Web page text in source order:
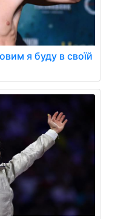
я буду в своїй